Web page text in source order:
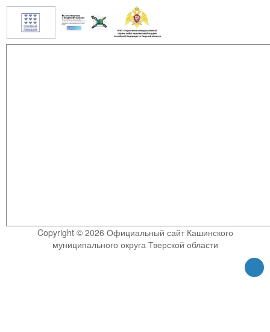
Copyright © 2026 Официальный сайт Кашинского
муниципального округа Тверской области